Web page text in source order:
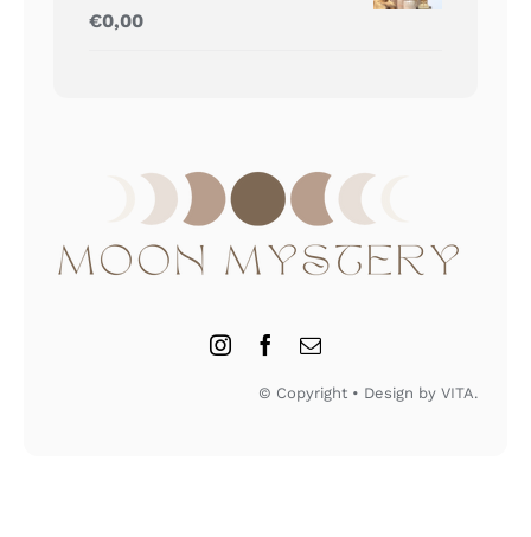
Gewaardeerd
5.00
€0,00
© Copyright • Design by VITA.